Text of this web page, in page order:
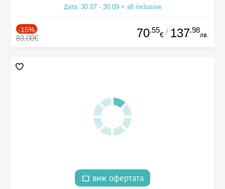
Дата: 30.07 - 30.09 + all inclusive
-15%
83.00€ 70.55
€ / 137.98
лв.
виж офертата